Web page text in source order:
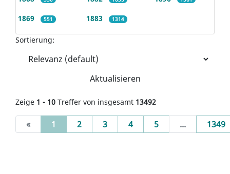
1869 551 1883 1314
Sortierung:
Aktualisieren
Zeige 1 - 10 Treffer von insgesamt 13492
« 1 (current)
2 3 4 5 ... 1349